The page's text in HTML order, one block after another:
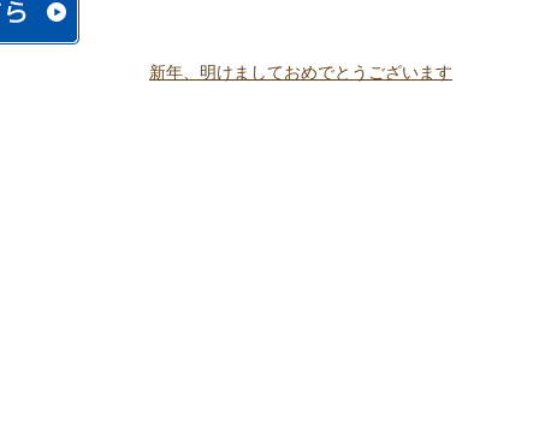
新年、明けましておめでとうございます